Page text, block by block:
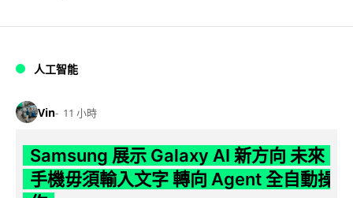
人工智能
Vin 11 小時
Samsung 展示 Galaxy AI 新方向 未來
手機毋須輸入文字 轉向 Agent 全自動操